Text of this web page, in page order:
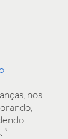
nos
”​